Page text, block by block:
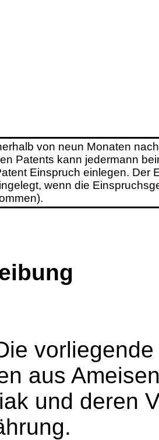
von neun Monaten
Patents kann jedermann
Einspruch einlegen. Der
wenn die
aus
und deren